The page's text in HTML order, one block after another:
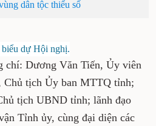
dân tộc thiểu số
biểu dự Hội nghị.
chí: Dương Văn Tiến, Ủy viên
Chủ tịch Ủy ban MTTQ tỉnh;
tịch UBND tỉnh; lãnh đạo
Tỉnh ủy, cùng đại diện các